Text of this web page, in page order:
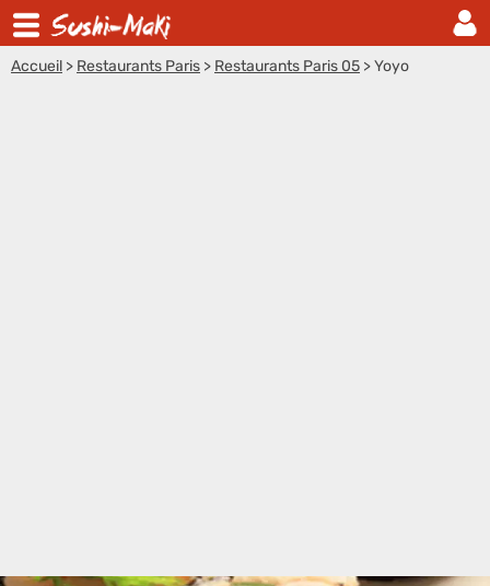
Accueil > Restaurants Paris > Restaurants Paris 05 >Yoyo